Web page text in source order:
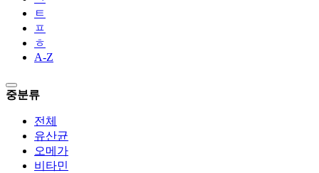
ㅌ
ㅍ
ㅎ
A-Z
중분류
전체
유산균
오메가
비타민